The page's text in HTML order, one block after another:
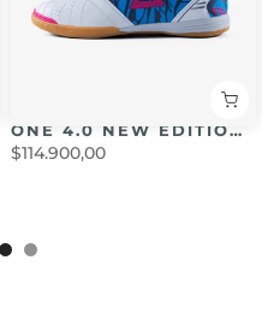
ONE 4.0 NEW EDITION BLANCO
$114.900,00